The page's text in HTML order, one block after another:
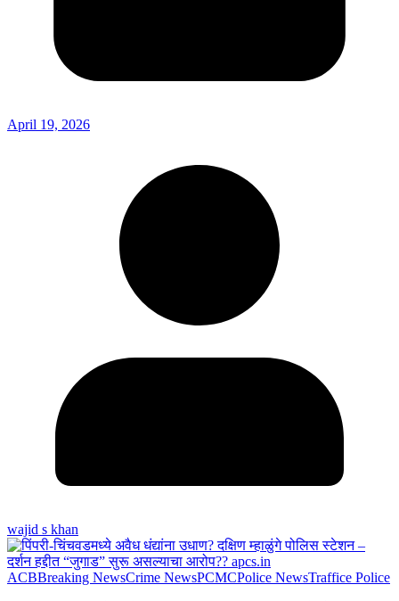
April 19, 2026
wajid s khan
ACBBreaking NewsCrime NewsPCMCPolice NewsTraffice Police